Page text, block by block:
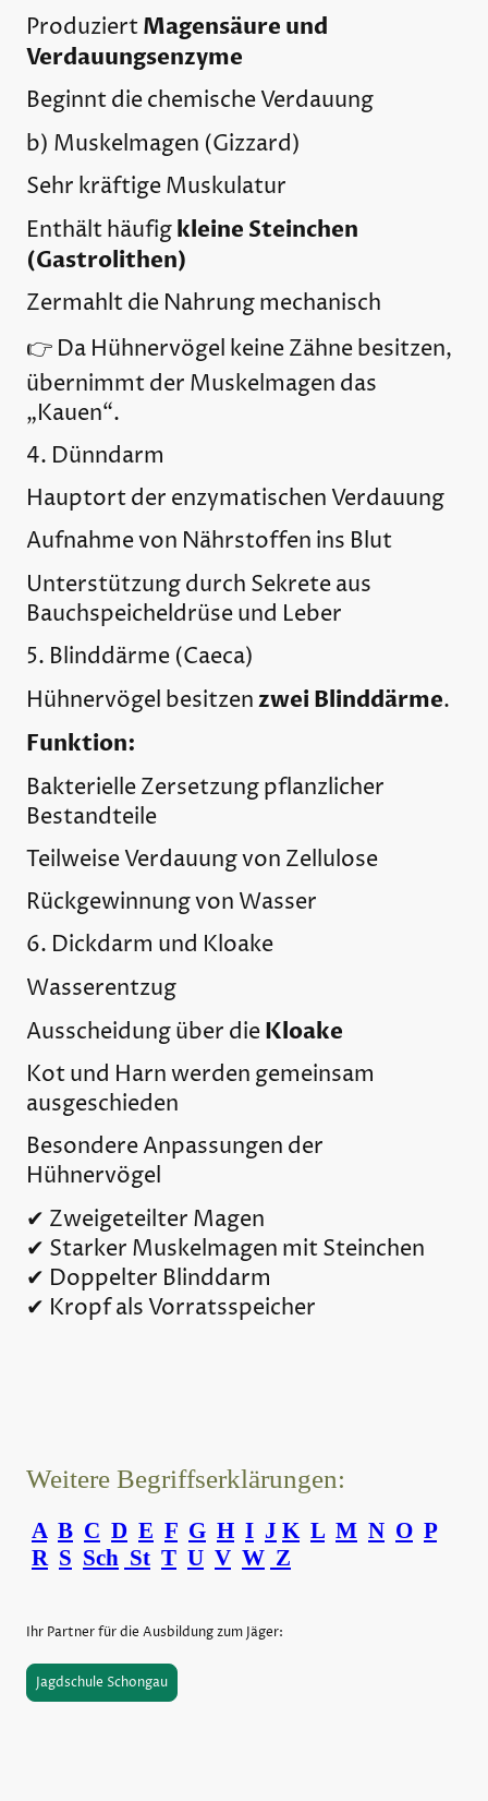
ProduziertMagensäure und
Verdauungsenzyme
Beginnt die chemische Verdauung
b) Muskelmagen (Gizzard)
Sehr kräftige Muskulatur
Enthält häufigkleine Steinchen
(Gastrolithen)
Zermahlt die Nahrung mechanisch
👉 Da Hühnervögel keine Zähne besitzen,
übernimmt der Muskelmagen das
„Kauen“.
4. Dünndarm
Hauptort der enzymatischen Verdauung
Aufnahme von Nährstoffen ins Blut
Unterstützung durch Sekrete aus
Bauchspeicheldrüse und Leber
5. Blinddärme (Caeca)
Hühnervögel besitzenzwei Blinddärme.
Funktion:
Bakterielle Zersetzung pflanzlicher
Bestandteile
Teilweise Verdauung von Zellulose
Rückgewinnung von Wasser
6. Dickdarm und Kloake
Wasserentzug
Ausscheidung über dieKloake
Kot und Harn werden gemeinsam
ausgeschieden
Besondere Anpassungen der
Hühnervögel
✔ Zweigeteilter Magen
✔ Starker Muskelmagen mit Steinchen
✔ Doppelter Blinddarm
✔ Kropf als Vorratsspeicher
Weitere Begriffserklärungen:
A B C D E F G H I J K L M N O P
R S Sch St T U V W Z
Ihr Partner für die Ausbildung zum Jäger:
Jagdschule Schongau